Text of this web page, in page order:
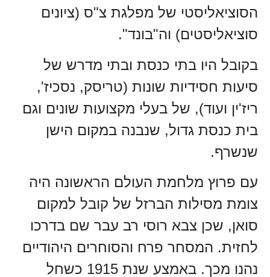
הסוציאליסטי של מפלגת צ"ס (ציונים
סוציאליסטים) וה"בונד".
בקובל היו בתי כנסת ובתי מדרש של
סיעות חסידיות שונות (טריסק, נסכיז',
ריז'ין ועוד), של בעלי מקצועות שונים וגם
בית כנסת גדול, שנבנה במקום הישן
שנשרף.
עם פרוץ מלחמת העולם הראשונה היה
צומת מסילות הברזל של קובל למקום
סואן, שכן צבא רוסי רב עבר שם בדרכו
לחזית. המסחר פרח והסוחרים היהודיים
נהנו מכך. באמצע שנת 1915 כשחל